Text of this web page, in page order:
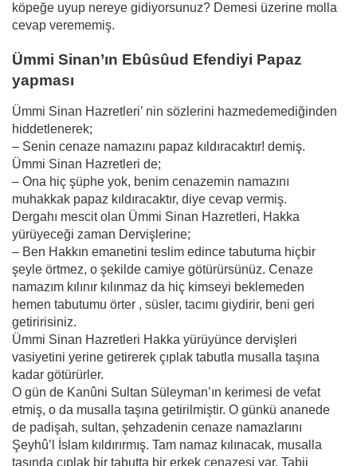
köpeğe uyup nereye gidiyorsunuz? Demesi üzerine molla
cevap verememiş.
Ümmi Sinan’ın Ebûsûud Efendiyi Papaz
yapması
Ümmi Sinan Hazretleri’ nin sözlerini hazmedemediğinden
hiddetlenerek;
– Senin cenaze namazını papaz kıldıracaktır! demiş.
Ümmi Sinan Hazretleri de;
– Ona hiç şüphe yok, benim cenazemin namazını
muhakkak papaz kıldıracaktır, diye cevap vermiş.
Dergahı mescit olan Ümmi Sinan Hazretleri, Hakka
yürüyeceği zaman Dervişlerine;
– Ben Hakkın emanetini teslim edince tabutuma hiçbir
şeyle örtmez, o şekilde camiye götürürsünüz. Cenaze
namazım kılınır kılınmaz da hiç kimseyi beklemeden
hemen tabutumu örter , süsler, tacımı giydirir, beni geri
getiririsiniz.
Ümmi Sinan Hazretleri Hakka yürüyünce dervişleri
vasiyetini yerine getirerek çıplak tabutla musalla taşına
kadar götürürler.
O gün de Kanûni Sultan Süleyman’ın kerimesi de vefat
etmiş, o da musalla taşına getirilmiştir. O günkü ananede
de padişah, sultan, şehzadenin cenaze namazlarını
Şeyhû’l İslam kıldırırmış. Tam namaz kılınacak, musalla
taşında çıplak bir tabutta bir erkek cenazesi var. Tabii